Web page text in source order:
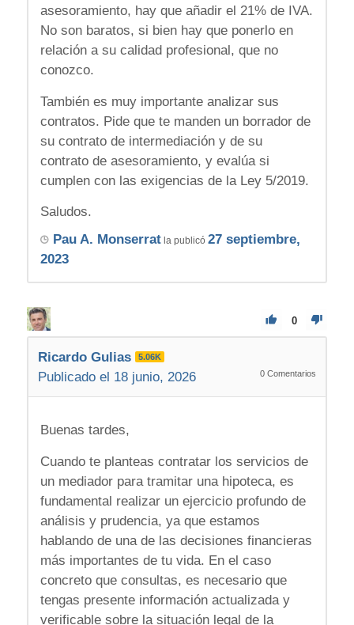
asesoramiento, hay que añadir el 21% de IVA.
No son baratos, si bien hay que ponerlo en
relación a su calidad profesional, que no
conozco.
También es muy importante analizar sus
contratos. Pide que te manden un borrador de
su contrato de intermediación y de su
contrato de asesoramiento, y evalúa si
cumplen con las exigencias de la Ley 5/2019.
Saludos.
Pau A. Monserratla publicó 27 septiembre,
2023
0
Ricardo Gulias 5.06K
Publicado el 18 junio, 2026 0 Comentarios
Buenas tardes,
Cuando te planteas contratar los servicios de
un mediador para tramitar una hipoteca, es
fundamental realizar un ejercicio profundo de
análisis y prudencia, ya que estamos
hablando de una de las decisiones financieras
más importantes de tu vida. En el caso
concreto que consultas, es necesario que
tengas presente información actualizada y
verificable sobre la situación legal de la